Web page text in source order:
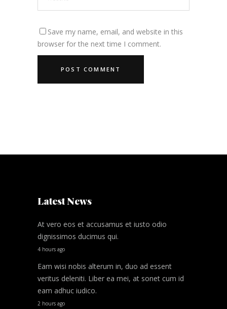
Save my name, email, and website in this
browser for the next time I comment.
Latest News
At vero eos et accusamus et iusto odio
dignissimos ducimus qui.
4 hours ago
Eam wisi nobis alterum in, duo ad essent
veritus deleniti. Liber ea mei, at sonet cum id
eam adhuc iudico.
2 hours ago